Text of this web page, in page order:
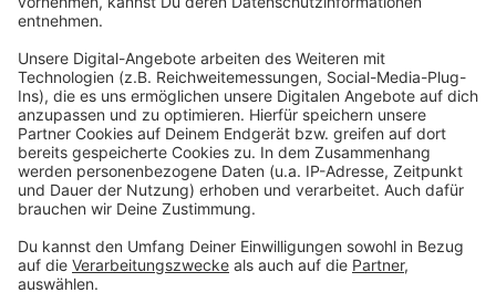
Schulferien mehr arbeiten:
Erlaubt sind bis zu 8 Stunden täglich und maximal
4 Wochen pro Kalenderjahr.
Die Ferienzeit ist gesetzlich als Erholungszeit
gedacht – daher die zeitliche Begrenzung.
Die Arbeit muss dem Alter angemessen und nicht
gesundheitsschädlich oder gefährlich sein.
Anzeige